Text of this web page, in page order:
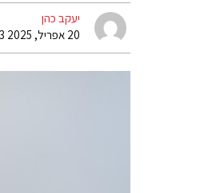
יעקב כהן
20 אפריל, 2025 09:33